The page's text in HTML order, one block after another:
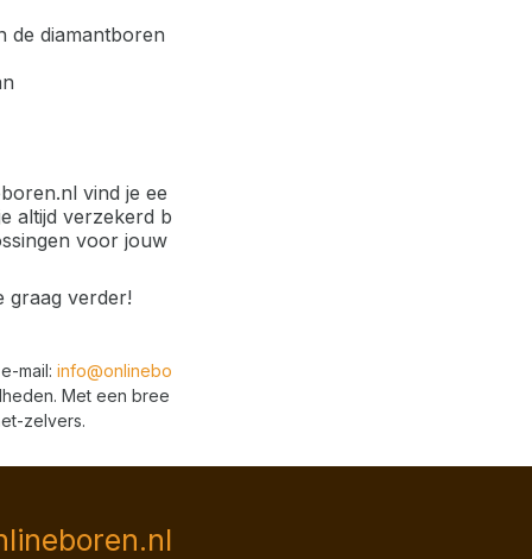
de diamantboren
vind je ee
altijd verzekerd b
voor jouw
graag verder!
mail: info@onlinebo
Met een bree
zelvers.